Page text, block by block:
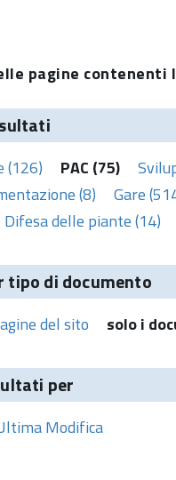
pagine contenenti
(126) PAC (75)
(8)
Gare
Difesa delle piante (14)
tipo di documento
del sito solo i
per
Modifica